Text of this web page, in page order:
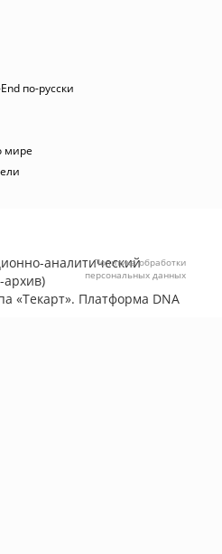
по-русски
мире
аналитический
архив)
«Текарт». Платформа DNA
Политика обработки
персональных данных